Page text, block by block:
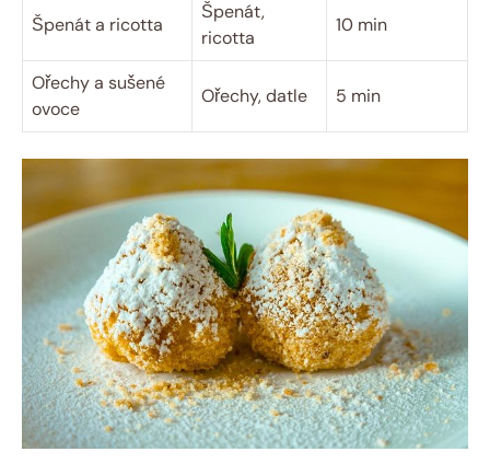
Špenát a ricotta
Špenát,
ricotta
10 min
Ořechy a sušené‌
ovoce
Ořechy,⁢ datle 5 min